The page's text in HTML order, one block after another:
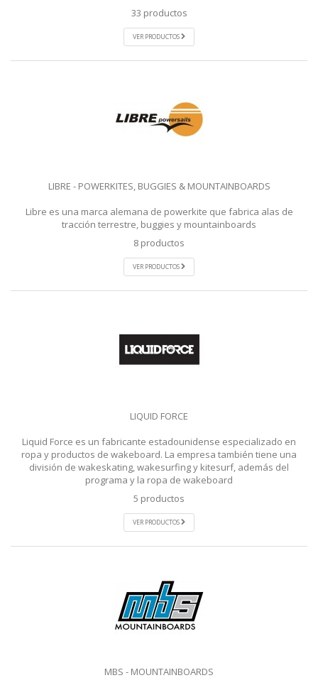
33 productos
VER PRODUCTOS
LIBRE - POWERKITES, BUGGIES & MOUNTAINBOARDS
Libre es una marca alemana de powerkite que fabrica alas de
tracción terrestre, buggies y mountainboards
8 productos
VER PRODUCTOS
LIQUID FORCE
Liquid Force es un fabricante estadounidense especializado en
ropa y productos de wakeboard. La empresa también tiene una
división de wakeskating, wakesurfing y kitesurf, además del
programa y la ropa de wakeboard
5 productos
VER PRODUCTOS
MBS - MOUNTAINBOARDS